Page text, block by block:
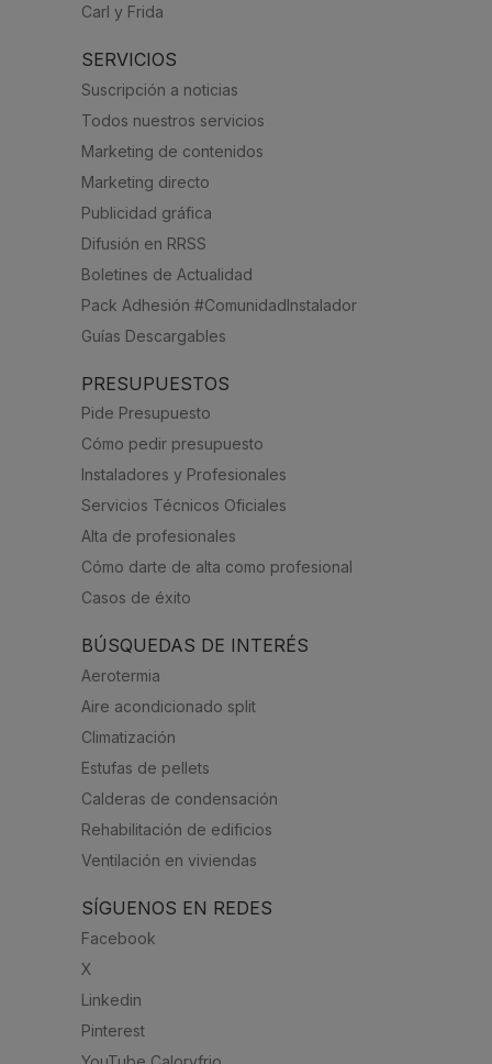
Carl y Frida
SERVICIOS
Suscripción a noticias
Todos nuestros servicios
Marketing de contenidos
Marketing directo
Publicidad gráfica
Difusión en RRSS
Boletines de Actualidad
Pack Adhesión #ComunidadInstalador
Guías Descargables
PRESUPUESTOS
Pide Presupuesto
Cómo pedir presupuesto
Instaladores y Profesionales
Servicios Técnicos Oficiales
Alta de profesionales
Cómo darte de alta como profesional
Casos de éxito
BÚSQUEDAS DE INTERÉS
Aerotermia
Aire acondicionado split
Climatización
Estufas de pellets
Calderas de condensación
Rehabilitación de edificios
Ventilación en viviendas
SÍGUENOS EN REDES
Facebook
X
Linkedin
Pinterest